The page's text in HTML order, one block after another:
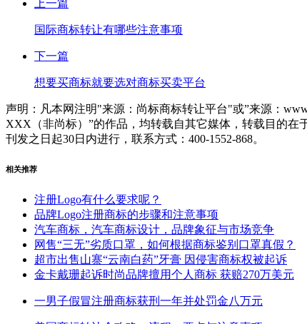
上一篇
国际商标转让有哪些注意事项
下一篇
想要买商标就要选对商标买卖平台
声明：凡本网注明"来源：尚标商标转让平台"或”来源：
XXX（非尚标）”的作品，均转载自其它媒体，转载目的
刊发之日起30日内进行，联系方式：400-1552-868。
相关推荐
注册Logo有什么要求呢？
品牌Logo注册商标的步骤和注意事项
汽车商标，汽车商标设计，品牌象征与市场竞争
网售“三无”劣质口罩，如何根据商标鉴别口罩真假？
超市出售山寨“云南白药”牙膏 因侵害商标权被起诉
金卡戴珊起诉时尚品牌擅用个人商标 获赔270万美元
一男子假冒注册商标获刑一年并处罚金八万元